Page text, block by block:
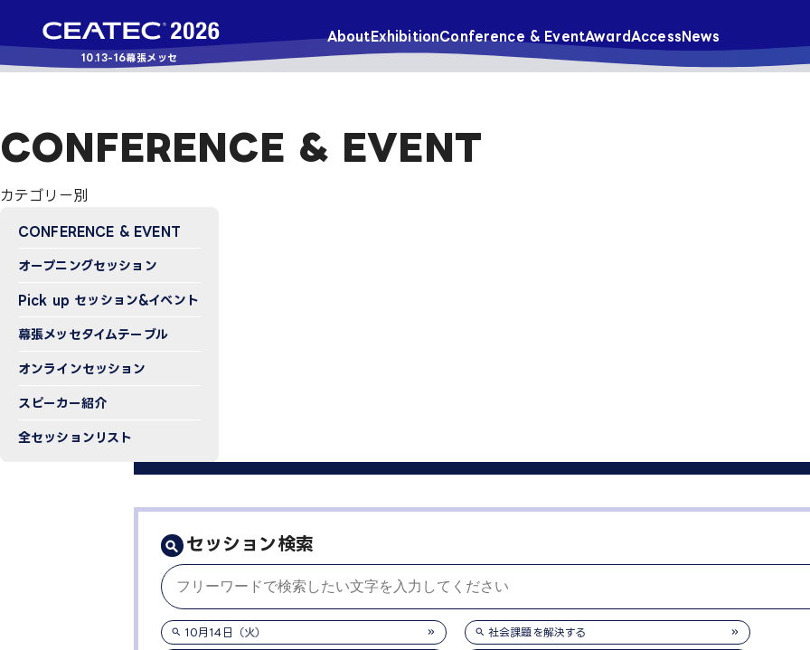
10.13-16幕張メッセ
AboutExhibitionConference & EventAward Access News
CONFERENCE & EVENT
カテゴリー別
CONFERENCE & EVENT
オープニングセッション
Pick up セッション&イベント
幕張メッセタイムテーブル
オンラインセッション
スピーカー紹介
全セッションリスト
セッション検索
10月14日（火） 社会課題を解決する